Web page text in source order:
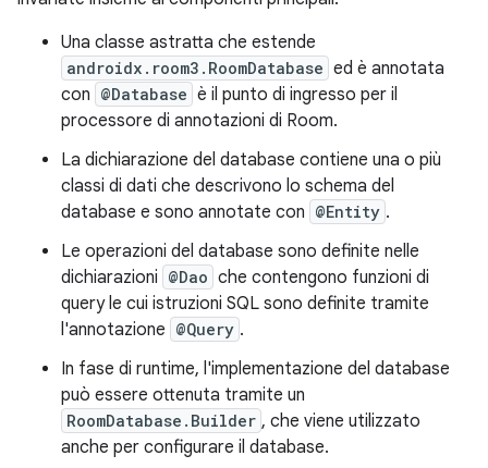
Una classe astratta che estende
androidx.room3.RoomDatabase ed è annotata
con @Database è il punto di ingresso per il
processore di annotazioni di Room.
La dichiarazione del database contiene una o più
classi di dati che descrivono lo schema del
database e sono annotate con @Entity .
Le operazioni del database sono definite nelle
dichiarazioni @Dao che contengono funzioni di
query le cui istruzioni SQL sono definite tramite
l'annotazione @Query .
In fase di runtime, l'implementazione del database
può essere ottenuta tramite un
RoomDatabase.Builder , che viene utilizzato
anche per configurare il database.